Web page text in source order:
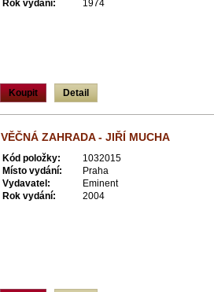
Rok vydání: 1974
Koupit Detail
VĚČNÁ ZAHRADA - JIŘÍ MUCHA
Kód položky:
1032015
Místo vydání:
Praha
Vydavatel:
Eminent
Rok vydání:
2004